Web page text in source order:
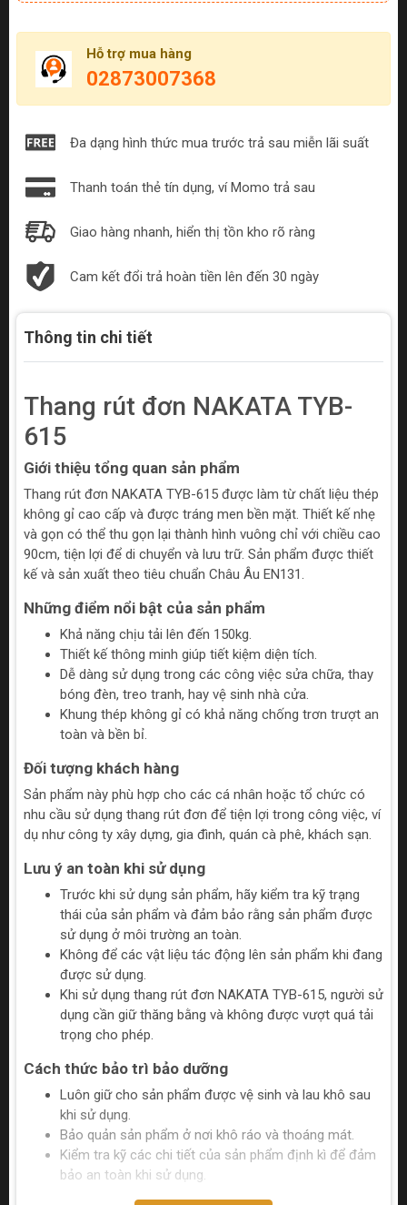
Hỗ trợ mua hàng
02873007368
Đa dạng hình thức mua trước trả sau miễn lãi suất
Thanh toán thẻ tín dụng, ví Momo trả sau
Giao hàng nhanh, hiển thị tồn kho rõ ràng
Cam kết đổi trả hoàn tiền lên đến 30 ngày
Thông tin chi tiết
Thang rút đơn NAKATA TYB-
615
Giới thiệu tổng quan sản phẩm
Thang rút đơn NAKATA TYB-615 được làm từ chất liệu thép
không gỉ cao cấp và được tráng men bền mặt. Thiết kế nhẹ
và gọn có thể thu gọn lại thành hình vuông chỉ với chiều cao
90cm, tiện lợi để di chuyển và lưu trữ. Sản phẩm được thiết
kế và sản xuất theo tiêu chuẩn Châu Âu EN131.
Những điểm nổi bật của sản phẩm
Khả năng chịu tải lên đến 150kg.
Thiết kế thông minh giúp tiết kiệm diện tích.
Dễ dàng sử dụng trong các công việc sửa chữa, thay
bóng đèn, treo tranh, hay vệ sinh nhà cửa.
Khung thép không gỉ có khả năng chống trơn trượt an
toàn và bền bỉ.
Đối tượng khách hàng
Sản phẩm này phù hợp cho các cá nhân hoặc tổ chức có
nhu cầu sử dụng thang rút đơn để tiện lợi trong công việc, ví
dụ như công ty xây dựng, gia đình, quán cà phê, khách sạn.
Lưu ý an toàn khi sử dụng
Trước khi sử dụng sản phẩm, hãy kiểm tra kỹ trạng
thái của sản phẩm và đảm bảo rằng sản phẩm được
sử dụng ở môi trường an toàn.
Không để các vật liệu tác động lên sản phẩm khi đang
được sử dụng.
Khi sử dụng thang rút đơn NAKATA TYB-615, người sử
dụng cần giữ thăng bằng và không được vượt quá tải
trọng cho phép.
Cách thức bảo trì bảo dưỡng
Luôn giữ cho sản phẩm được vệ sinh và lau khô sau
khi sử dụng.
Bảo quản sản phẩm ở nơi khô ráo và thoáng mát.
Kiểm tra kỹ các chi tiết của sản phẩm định kì để đảm
bảo an toàn khi sử dụng.